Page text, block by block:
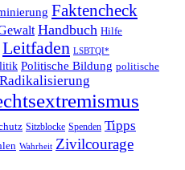
Faktencheck
Handbuch Hilfe
Leitfaden LSBTQI*
Politische Bildung politische
Radikalisierung
Sitzblocke Spenden Tipps
Wahrheit Zivilcourage